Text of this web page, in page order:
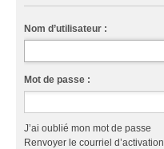
Nom d’utilisateur :
Mot de passe :
J’ai oublié mon mot de passe
Renvoyer le courriel d’activation